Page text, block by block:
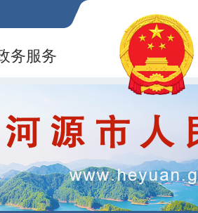
务服务